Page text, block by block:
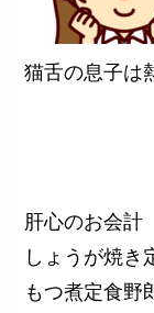
猫舌の息子は
肝心のお会計
しょうが焼き
もつ煮定食野